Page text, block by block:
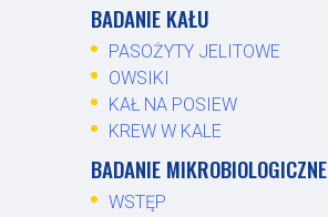
BADANIE KAŁU
PASOŻYTY JELITOWE
OWSIKI
KAŁ NA POSIEW
KREW W KALE
BADANIE MIKROBIOLOGICZNE
WSTĘP